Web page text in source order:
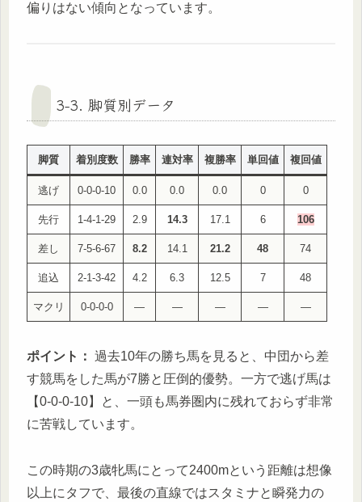
偏りはない傾向となっています。
3-3. 脚質別データ
脚質 着別度数 勝率 連対率 複勝率 単回値 複回値
逃げ 0-0-0-10 0.0 0.0 0.0 0 0
先行 1-4-1-29 2.9 14.3 17.1 6 106
差し 7-5-6-67 8.2 14.1 21.2 48 74
追込 2-1-3-42 4.2 6.3 12.5 7 48
マクリ 0-0-0-0 — — — — —
ポイント： 過去10年の勝ち馬を見ると、中団から差
す競馬をした馬が7勝と圧倒的優勢。一方で逃げ馬は
【0-0-0-10】と、一頭も馬券圏内に残れておらず非常
に苦戦しています。
この時期の3歳牝馬にとって2400mという距離は想像
以上にタフで、最後の直線ではスタミナと瞬発力の